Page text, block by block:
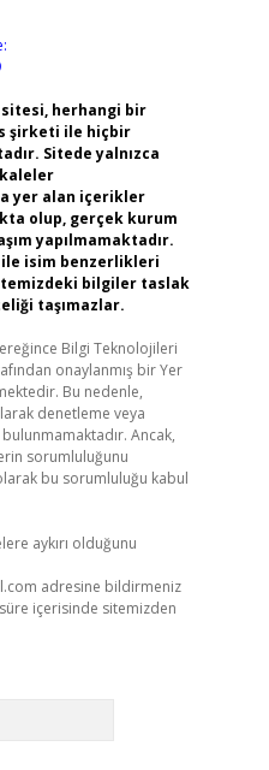
herhangi bir
şirketi ile hiçbir
Sitede yalnızca
yer alan içerikler
olup, gerçek kurum
yapılmamaktadır.
isim benzerlikleri
bilgiler taslak
taşımazlar.
Bilgi Teknolojileri
onaylanmış bir Yer
Bu nedenle,
denetleme veya
Ancak,
sorumluluğunu
bu sorumluluğu kabul
aykırı olduğunu
adresine bildirmeniz
içerisinde sitemizden